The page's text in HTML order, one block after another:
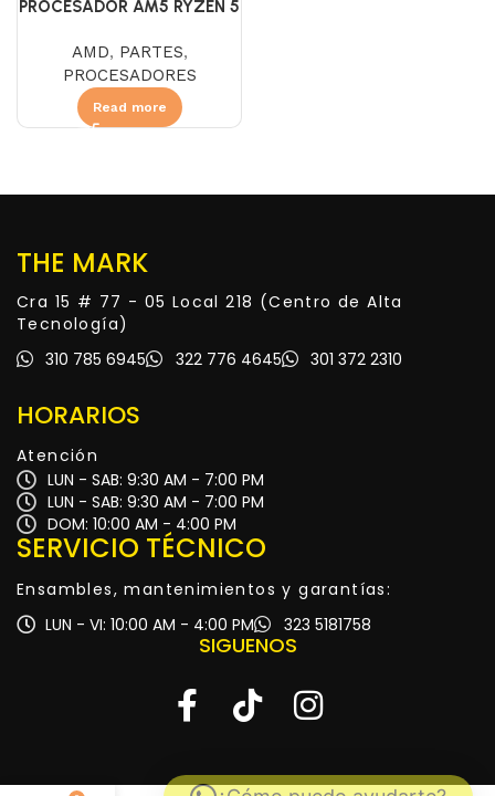
PROCESADOR AM5 RYZEN 5
AMD, PARTES,
PROCESADORES
Read more
THE MARK
Cra 15 # 77 - 05 Local 218 (Centro de Alta
Tecnología)
310 785 6945
322 776 4645 301 372 2310
HORARIOS
Atención
LUN - SAB: 9:30 AM - 7:00 PM
LUN - SAB: 9:30 AM - 7:00 PM
DOM: 10:00 AM - 4:00 PM
SERVICIO TÉCNICO
Ensambles, mantenimientos y garantías:
LUN - VI: 10:00 AM - 4:00 PM
323 5181758
SIGUENOS